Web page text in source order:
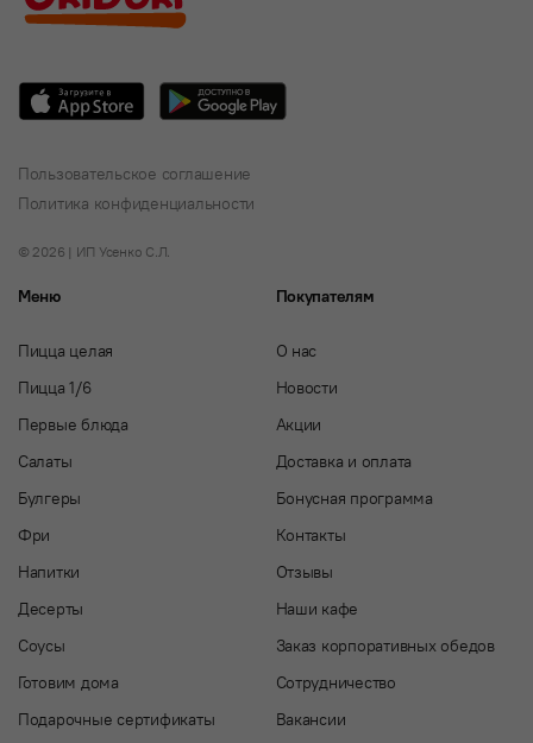
Пользовательское соглашение
Политика конфиденциальности
© 2026 | ИП Усенко С.Л.
Меню
Пицца целая
Пицца 1/6
Первые блюда
Салаты
Булгеры
Фри
Напитки
Десерты
Соусы
Готовим дома
Подарочные сертификаты
Покупателям
О нас
Новости
Акции
Доставка и оплата
Бонусная программа
Контакты
Отзывы
Наши кафе
Заказ корпоративных обедов
Сотрудничество
Вакансии